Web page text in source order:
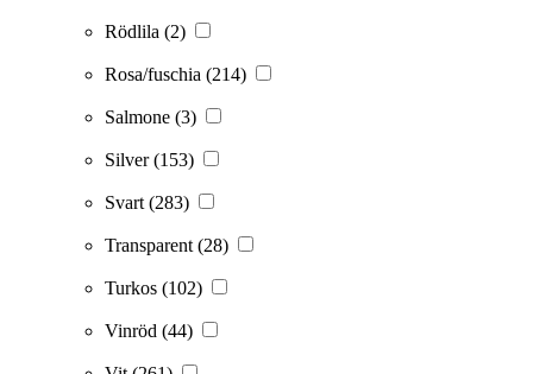
Rödlila (2)
Rosa/fuschia (214)
Salmone (3)
Silver(153)
Svart (283)
Transparent (28)
Turkos (102)
Vinröd (44)